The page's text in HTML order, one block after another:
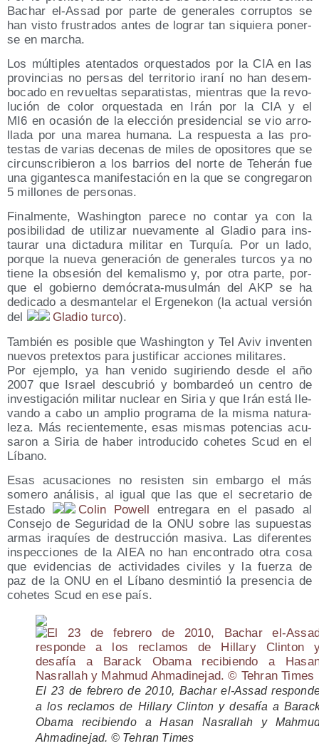
Bachar el-Assad por par­te de gene­ra­les corrup­tos se
han vis­to frus­tra­dos antes de lograr tan siquie­ra poner­
se en marcha.
Los múl­ti­ples aten­ta­dos orques­ta­dos por la CIA en las
pro­vin­cias no per­sas del terri­to­rio ira­ní no han desem­
bo­ca­do en revuel­tas sepa­ra­tis­tas, mien­tras que la revo­
lu­ción de color orques­ta­da en Irán por la CIA y el
MI6 en oca­sión de la elec­ción pre­si­den­cial se vio arro­
lla­da por una marea huma­na. La res­pues­ta a las pro­
tes­tas de varias dece­nas de miles de opo­si­to­res que se
cir­cuns­cri­bie­ron a los barrios del nor­te de Tehe­rán fue
una gigan­tes­ca mani­fes­ta­ción en la que se con­gre­ga­ron
5 millo­nes de personas.
Final­men­te, Washing­ton pare­ce no con­tar ya con la
posi­bi­li­dad de uti­li­zar nue­va­men­te al Gla­dio para ins­
tau­rar una dic­ta­du­ra mili­tar en Tur­quía. Por un lado,
por­que la nue­va gene­ra­ción de gene­ra­les tur­cos ya no
tie­ne la obse­sión del kema­lis­mo y, por otra par­te, por­
que el gobierno demó­cra­ta-musul­mán del AKP se ha
dedi­ca­do a des­man­te­lar el Erge­ne­kon (la actual ver­sión
del
Gla­dio tur­co).
Tam­bién es posi­ble que Washing­ton y Tel Aviv inven­ten
nue­vos pre­tex­tos para jus­ti­fi­car accio­nes militares.
Por ejem­plo, ya han veni­do sugi­rien­do des­de el año
2007 que Israel des­cu­brió y bom­bar­deó un cen­tro de
inves­ti­ga­ción mili­tar nuclear en Siria y que Irán está lle­
van­do a cabo un amplio pro­gra­ma de la mis­ma natu­ra­
le­za. Más recien­te­men­te, esas mis­mas poten­cias acu­
sa­ron a Siria de haber intro­du­ci­do cohe­tes Scud en el
Líbano.
Esas acu­sa­cio­nes no resis­ten sin embar­go el más
some­ro aná­li­sis, al igual que las que el secre­ta­rio de
Esta­do
Colin Powell entre­ga­ra en el pasa­do al
Con­se­jo de Segu­ri­dad de la ONU sobre las supues­tas
armas ira­quíes de des­truc­ción masi­va. Las dife­ren­tes
ins­pec­cio­nes de la AIEA no han encon­tra­do otra cosa
que evi­den­cias de acti­vi­da­des civi­les y la fuer­za de
paz de la ONU en el Líbano des­min­tió la pre­sen­cia de
cohe­tes Scud en ese país.
El 23 de febre­ro de 2010, Bachar el-Assad
a los recla­mos de Hillary Clin­ton y desa­fía a
Oba­ma reci­bien­do a Hasan Nas­ra­llah y
Ahma­di­ne­jad. © Teh­ran Times